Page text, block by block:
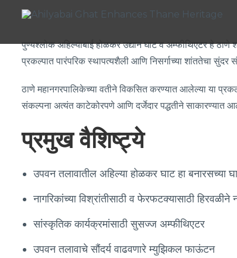
पुण्यश्लोक अहिल्याबाई होळकर उद्यान घाट व अम्फीथिएटर हे
प्रकल्पात पारंपरिक स्थापत्यशैली आणि निसर्गाच्या शांततेचा
ठाणे महानगरपालिकेच्या वतीने विकसित करण्यात आलेल्या या
संकल्पना अत्यंत काटेकोरपणे आणि दर्जेदार पद्धतीने साकारण्यात
प्रमुख वैशिष्ट्ये
उपवन तलावातील अहिल्या होळकर घाट हा बनारसच्या
नागरिकांच्या विश्रांतीसाठी व फेरफटक्यासाठी हिरवळीने
सांस्कृतिक कार्यक्रमांसाठी सुसज्ज अम्फीथिएटर
उपवन तलावाचे सौंदर्य वाढवणारे म्युझिकल फाऊंटन